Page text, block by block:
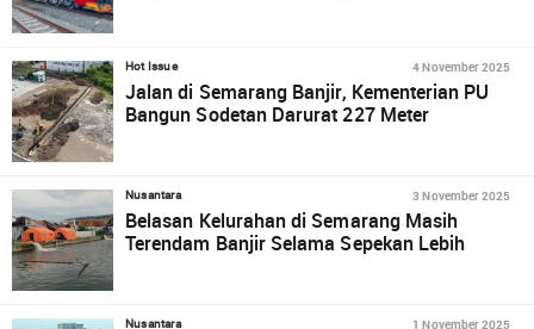
Hot Issue 4 November 2025
Jalan di Semarang Banjir, Kementerian PU
Bangun Sodetan Darurat 227 Meter
Nusantara 3 November 2025
Belasan Kelurahan di Semarang Masih
Terendam Banjir Selama Sepekan Lebih
Nusantara 1 November 2025